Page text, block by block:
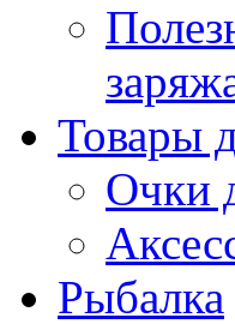
Товары
Очки
Рыбалка